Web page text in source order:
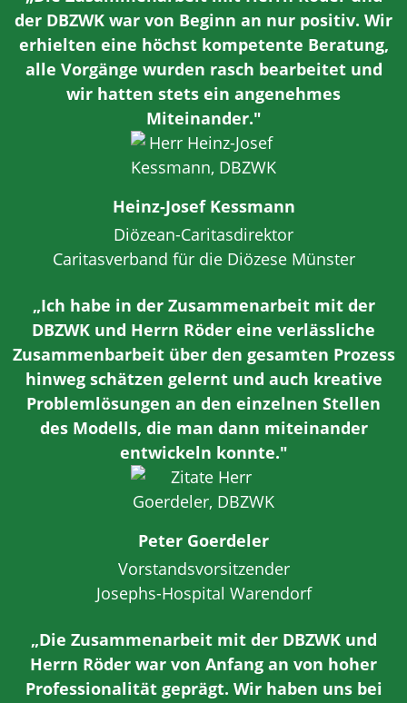
der DBZWK war von Beginn an nur positiv. Wir
erhielten eine höchst kompetente Beratung,
alle Vorgänge wurden rasch bearbeitet und
wir hatten stets ein angenehmes
Miteinander."
Heinz-Josef Kessmann
Diözean-Caritasdirektor
Caritasverband für die Diözese Münster
„Ich habe in der Zusammenarbeit mit der
DBZWK und Herrn Röder eine verlässliche
Zusammenbarbeit über den gesamten Prozess
hinweg schätzen gelernt und auch kreative
Problemlösungen an den einzelnen Stellen
des Modells, die man dann miteinander
entwickeln konnte."
Peter Goerdeler
Vorstandsvorsitzender
Josephs-Hospital Warendorf
„Die Zusammenarbeit mit der DBZWK und
Herrn Röder war von Anfang an von hoher
Professionalität geprägt. Wir haben uns bei